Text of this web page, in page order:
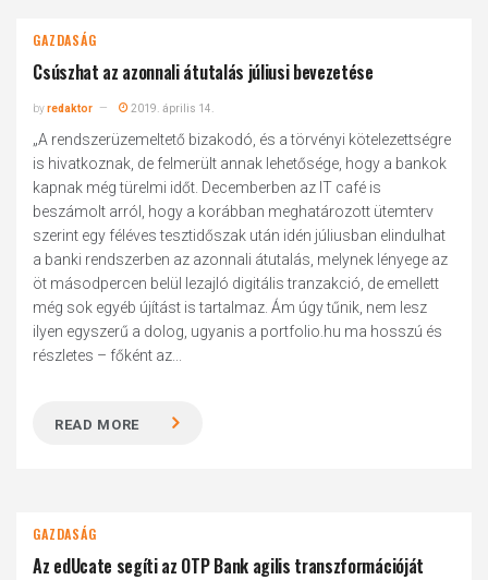
GAZDASÁG
Csúszhat az azonnali átutalás júliusi bevezetése
byredaktor 2019. április 14.
„A rendszerüzemeltető bizakodó, és a törvényi kötelezettségre
is hivatkoznak, de felmerült annak lehetősége, hogy a bankok
kapnak még türelmi időt. Decemberben az IT café is
beszámolt arról, hogy a korábban meghatározott ütemterv
szerint egy féléves tesztidőszak után idén júliusban elindulhat
a banki rendszerben az azonnali átutalás, melynek lényege az
öt másodpercen belül lezajló digitális tranzakció, de emellett
még sok egyéb újítást is tartalmaz. Ám úgy tűnik, nem lesz
ilyen egyszerű a dolog, ugyanis a portfolio.hu ma hosszú és
részletes – főként az...
READ MORE
GAZDASÁG
Az edUcate segíti az OTP Bank agilis transzformációját